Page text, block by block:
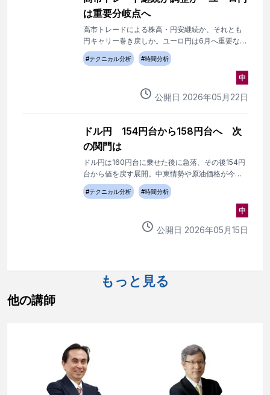
は重要分岐点へ
高市トレードによる株高・円安継続か、それとも
円キャリー巻き戻しか。ユーロ円は6月へ重要な攻
防局面を迎えている。
#テクニカル分析 #時間分析
中
公開日 2026年05 月 22日
ドル円 154円台から158円台へ 次
の関門は
ドル円は160円台に乗せた後に急落、その後154円
台から値を戻す展開。中東情勢や原油価格が今後
の相場を左右しそうだ。
#テクニカル分析 #時間分析
中
公開日 2026年05 月15日
もっと見る
他の講師